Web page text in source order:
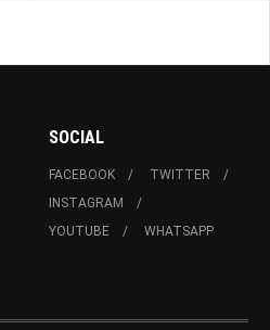
SOCIAL
FACEBOOK
TWITTER
INSTAGRAM
YOUTUBE
WHATSAPP